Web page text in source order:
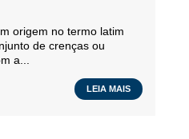
origem no termo latim
de crenças ou
a...
LEIA MAIS